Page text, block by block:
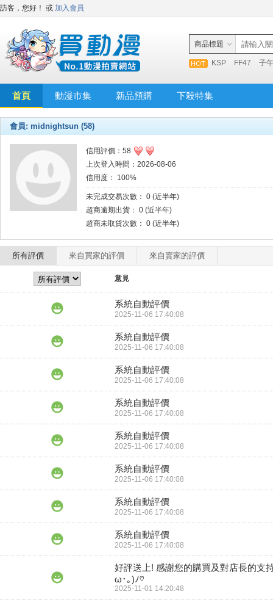
訪客，您好！ 或 加入會員
商品標題
KSP FF47 子
首頁 動漫市集 新品預購 下殺特集
會員: midnightsun (58)
信用評價：58
上次登入時間：2026-08-06
信用度： 100%
未完成交易次數： 0 (近半年)
超商逾期出貨： 0 (近半年)
超商未取貨次數： 0 (近半年)
所有評價 來自買家的評價 來自賣家的評價
意見
系統自動評價
2025-11-06 17:40:08
系統自動評價
2025-11-06 17:40:08
系統自動評價
2025-11-06 17:40:08
系統自動評價
2025-11-06 17:40:08
系統自動評價
2025-11-06 17:40:08
系統自動評價
2025-11-06 17:40:08
系統自動評價
2025-11-06 17:40:08
系統自動評價
2025-11-06 17:40:08
好評送上! 感謝您的購買及對店長的支
ω･｡)ﾉ♡
2025-11-01 14:20:48